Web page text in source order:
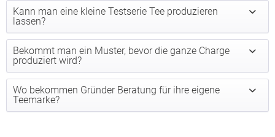
Kann man eine kleine Testserie Tee produzieren
lassen?
Bekommt man ein Muster, bevor die ganze Charge
produziert wird?
Wo bekommen Gründer Beratung für ihre eigene
Teemarke?